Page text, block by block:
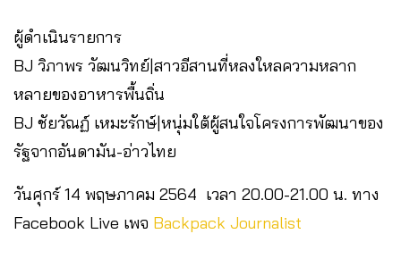
ผู้ดำเนินรายการ
BJ วิภาพร วัฒนวิทย์|สาวอีสานที่หลงใหลความหลาก
หลายของอาหารพื้นถิ่น
BJ ชัยวัณฏ์ เหมะรักษ์|หนุ่มใต้ผู้สนใจโครงการพัฒนาของ
รัฐจากอันดามัน-อ่าวไทย
วันศุกร์ 14 พฤษภาคม 2564 เวลา 20.00-21.00 น. ทาง
Facebook Live เพจ Backpack Journalist